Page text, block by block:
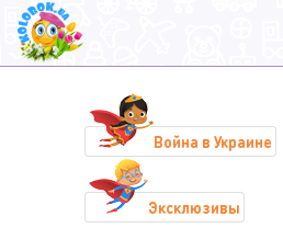
Война в Украине
Эксклюзивы